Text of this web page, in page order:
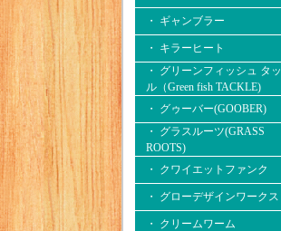
・ ギャンブラー
・ キラーヒート
・ グリーンフィッシュ タ
ル（Green fish TACKLE)
・ グゥーバー(GOOBER)
・ グラスルーツ(GRASS
ROOTS)
・ クワイエットファンク
・ グローデザインワークス
・ クリームワーム